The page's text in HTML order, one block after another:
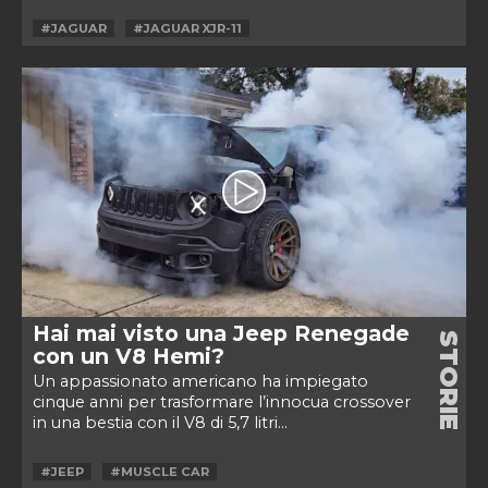
#JAGUAR #JAGUAR XJR-11
Hai mai visto una Jeep Renegade
con un V8 Hemi?
Un appassionato americano ha impiegato
cinque anni per trasformare l’innocua crossover
in una bestia con il V8 di 5,7 litri...
STORIE
#JEEP #MUSCLE CAR